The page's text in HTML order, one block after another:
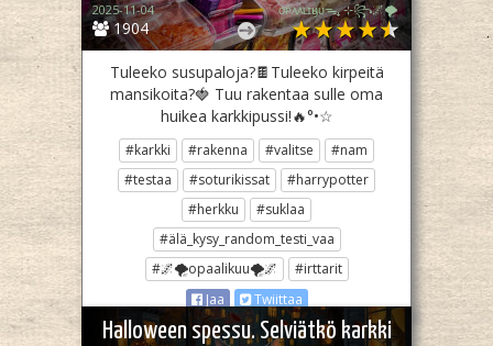
1904
2025-11-04 ᴏᴘᴀᴀʟɪӄᴜᴜᯓ₊ ⊹꧂🌌🌪
Tuleeko susupaloja?🍫Tuleeko kirpeitä
mansikoita?🍓 Tuu rakentaa sulle oma
huikea karkkipussi!🔥°•☆
#karkki #rakenna #valitse
#nam
#testaa
#soturikissat
#harrypotter
#herkku
#suklaa
#älä_kysy_random_testi_vaa
#🌌🌪opaalikuu🌪🌌
#irttarit
Jaa
Twiittaa
Halloween spessu. Selviätkö karkki